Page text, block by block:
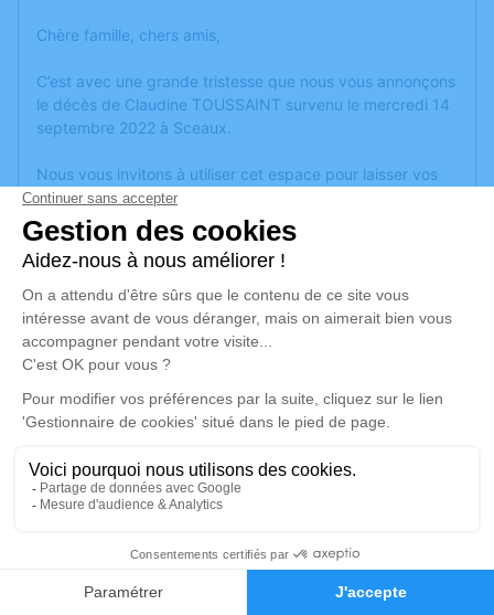
Faire-part Hommages
Chère famille, chers amis,
C’est avec une grande tristesse que nous vous annonçons
le décès de Claudine TOUSSAINT survenu le mercredi 14
septembre 2022 à Sceaux.
Nous vous invitons à utiliser cet espace pour laisser vos
condoléances, partager des photos souvenirs, une
anecdote ou exprimer vos pensées à travers des poèmes
ou des textes. Cet endroit est un lieu d'expression dédié à
honorer la mémoire de Claudine TOUSSAINT.
Un service de plantation d’arbre hommage estdisponible
ici.
Je rends hommage
Inhumation d'urne
Information indisponible
Cimetière de Morannes de Morannes sur
Sarthe-Daumeray
49640 Morannes sur Sarthe-Daumeray